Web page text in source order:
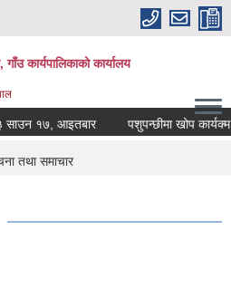
कार्यपालिकाको कार्यालय
१७, आइतबार पशुपन्छीमा खोप कार्यक्म
तथा समाचार